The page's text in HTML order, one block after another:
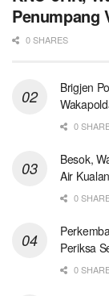
Penumpang
0 SHARES
Brigjen
0
Besok,
Air
0
Periksa
0